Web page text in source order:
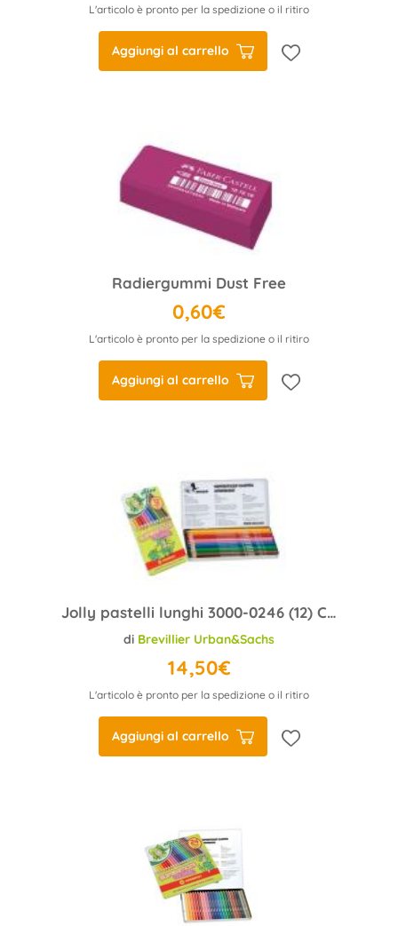
L'articolo è pronto per la spedizione o il ritiro
Aggiungi al carrello
Radiergummi Dust Free
0,60€
L'articolo è pronto per la spedizione o il ritiro
Aggiungi al carrello
Jolly pastelli lunghi 3000-0246 (12) Classic scatola metallo
di Brevillier Urban&Sachs
14,50€
L'articolo è pronto per la spedizione o il ritiro
Aggiungi al carrello